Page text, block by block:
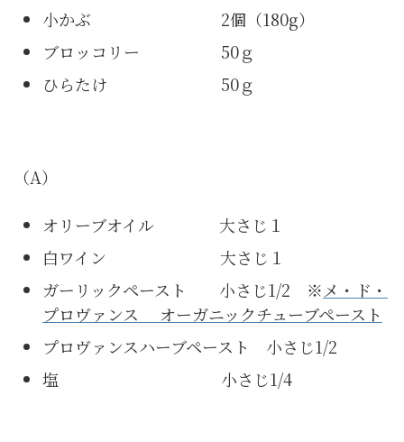
小かぶ 2個（180g）
ブロッコリー 50ｇ
ひらたけ 50ｇ
（A）
オリーブオイル 大さじ１
白ワイン 大さじ１
ガーリックペースト 小さじ1/2 ※メ・ド・
プロヴァンス オーガニックチューブペースト
プロヴァンスハーブペースト 小さじ1/2
塩 小さじ1/4